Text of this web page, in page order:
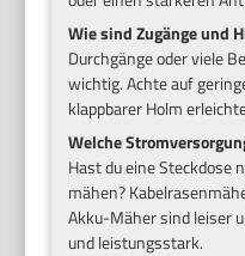
Wie sind Zugänge und
Durchgänge oder viele
wichtig. Achte auf
klappbarer Holm
Welche
Hast du eine Steckdose
mähen?
Akku-Mäher sind leiser
und leistungsstark.